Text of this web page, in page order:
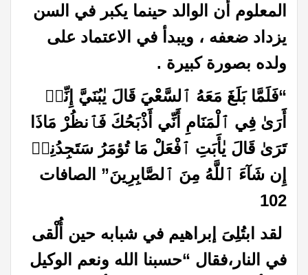
المعلوم أن الوالد حينما يكبر في السن
يزداد ضعفه ، ويبدأ في الاعتماد على
ولده بصورة كبيرة .
“فَلَمَّا بَلَغَ مَعَهُ ٱلسَّعْيَ قَالَ يٰبُنَيَّ إِنِّيۤ
أَرَىٰ فِي ٱلْمَنَامِ أَنِّي أَذْبَحُكَ فَٱنظُرْ مَاذَا
تَرَىٰ قَالَ يٰأَبَتِ ٱفْعَلْ مَا تُؤمَرُ سَتَجِدُنِيۤ
إِن شَآءَ ٱللَّهُ مِنَ ٱلصَّابِرِينَ” الصافات
102
لقد ابتُلِىَ إبراهيم في شبابه حين أُلْقى
في النار،فقال “حسبنا الله ونعم الوكيل